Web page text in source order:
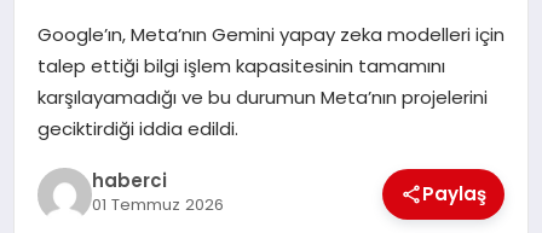
MAGAZIN
SAĞLIK
SIYASET
Google’ın, Meta’nın Gemini yapay zeka modelleri için
talep ettiği bilgi işlem kapasitesinin tamamını
karşılayamadığı ve bu durumun Meta’nın projelerini
geciktirdiği iddia edildi.
haberci
01 Temmuz 2026 Paylaş